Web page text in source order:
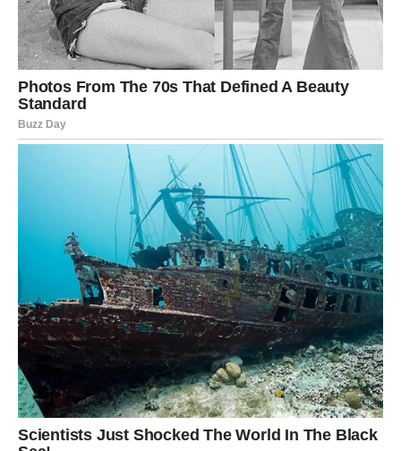
RAK
Rakovi su među najvećim ljubavnim miljenicima ovog
perioda.
Poslije mnogo tuge dolazi osoba koja vam vraća vjeru da
prava ljubav ipak postoji.
Sudbina vam šalje emocije koje liječe
srce
Pred vama su veoma nježni i romantični trenuci.
LAV
Lavovima dolazi mnogo pažnje i komplimenata.
Jedna osoba sada ne može sakriti koliko je očarana vama.